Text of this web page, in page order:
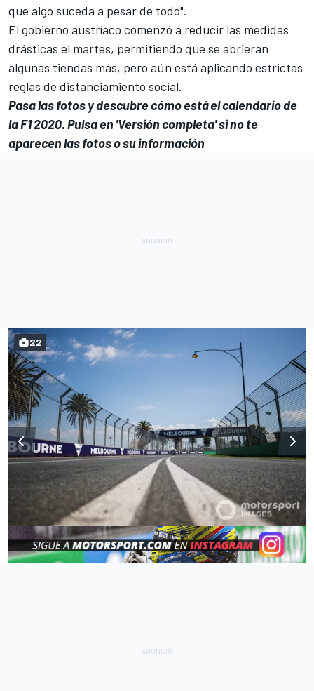
que algo suceda a pesar de todo".
El gobierno austríaco comenzó a reducir las medidas
drásticas el martes, permitiendo que se abrieran
algunas tiendas más, pero aún está aplicando estrictas
reglas de distanciamiento social.
Pasa las fotos y descubrecómo está el calendario de
la F1 2020.Pulsa en 'Versión completa' si no te
aparecen las fotos o su información
22